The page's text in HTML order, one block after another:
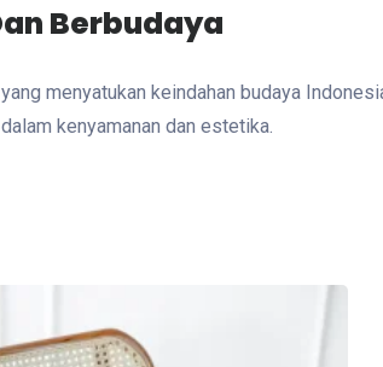
Berbudaya
menyatukan keindahan budaya
kenyamanan dan estetika.